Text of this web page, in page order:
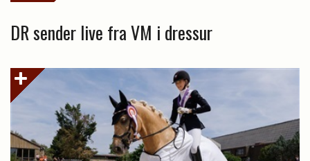
DR sender live fra VM i dressur